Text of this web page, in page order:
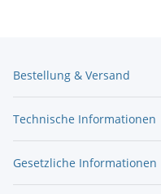
Bestellung & Versand
Technische Informationen
Gesetzliche Informationen